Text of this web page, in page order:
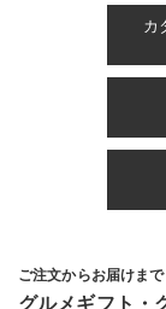
カ
ご注文からお届けまで
グルメギフト・